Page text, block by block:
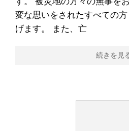
変な思いをされたすべての
げます。 また、亡
続きを見